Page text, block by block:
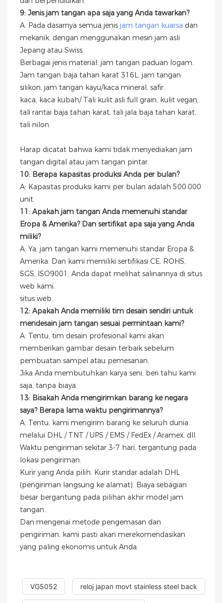
9: Jenis jam tangan apa saja yang Anda tawarkan?
A: Pada dasarnya semua jenis jam tangan kuarsa dan
mekanik, dengan menggunakan mesin jam asli
Jepang atau Swiss.
Berbagai jenis material: jam tangan paduan logam.
Jam tangan baja tahan karat 316L, jam tangan
silikon, jam tangan kayu/kaca mineral, safir.
kaca, kaca kubah/ Tali kulit asli full grain, kulit vegan,
tali rantai baja tahan karat, tali jala baja tahan karat,
tali nilon.
Harap dicatat bahwa kami tidak menyediakan jam
tangan digital atau jam tangan pintar.
10: Berapa kapasitas produksi Anda per bulan?
A: Kapasitas produksi kami per bulan adalah 500.000
unit.
11: Apakah jam tangan Anda memenuhi standar
Eropa & Amerika? Dan sertifikat apa saja yang Anda
miliki?
A: Ya, jam tangan kami memenuhi standar Eropa &
Amerika. Dan kami memiliki sertifikasi CE, ROHS,
SGS, ISO9001, Anda dapat melihat salinannya di situs
web kami.
situs web.
12: Apakah Anda memiliki tim desain sendiri untuk
mendesain jam tangan sesuai permintaan kami?
A: Tentu, tim desain profesional kami akan
memberikan gambar desain terbaik sebelum
pembuatan sampel atau pemesanan.
Jika Anda membutuhkan karya seni, beri tahu kami
saja, tanpa biaya.
13: Bisakah Anda mengirimkan barang ke negara
saya? Berapa lama waktu pengirimannya?
A: Tentu, kami mengirim barang ke seluruh dunia
melalui DHL / TNT / UPS / EMS / FedEx / Aramex, dll.
Waktu pengiriman sekitar 3-7 hari, tergantung pada
lokasi pengiriman.
Kurir yang Anda pilih. Kurir standar adalah DHL
(pengiriman langsung ke alamat). Biaya sebagian
besar bergantung pada pilihan akhir model jam
tangan.
Dan mengenai metode pengemasan dan
pengiriman, kami pasti akan merekomendasikan
yang paling ekonomis untuk Anda.
VG5052 reloj japan movt stainless steel back